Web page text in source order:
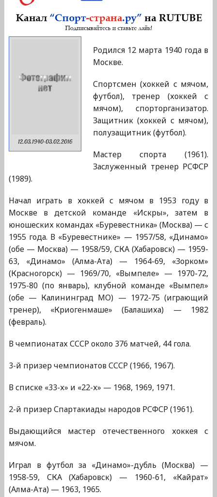
12.03.1940-03.02.2016
Родился 12 марта 1940 года в
Москве.
Спортсмен (хоккей с мячом,
футбол), тренер (хоккей с
мячом), спорторганизатор.
Защитник (хоккей с мячом),
полузащитник (футбол).
Мастер спорта (1961).
Заслуженный тренер РСФСР
(1989).
Начал играть в хоккей с мячом в 1953 году в
Москве в детской команде «Искры», затем в
юношеских командах «Буревестника» (Москва) — с
1955 года. В «Буревестнике» — 1957/58, «Динамо»
(обе — Москва) — 1958/59, СКА (Хабаровск) — 1959-
63, «Динамо» (Алма-Ата) — 1964-69, «Зорком»
(Красногорск) — 1969/70, «Вымпеле» — 1970-72,
1975-80 (по январь), клубной команде «Вымпел»
(обе — Калининград МО) — 1972-75 (играющий
тренер), «Криогенмаше» (Балашиха) — 1982
(февраль).
В чемпионатах СССР около 376 матчей, 44 гола.
3-й призер чемпионатов СССР (1966, 1967).
В списке «33-х» и «22-х» — 1968, 1969, 1971.
2-й призер Спартакиады народов РСФСР (1961).
Выдающийся мастер отечественного хоккея с
мячом.
Играл в футбол за «Динамо»-дубль (Москва) —
1958-59, СКА (Хабаровск) — 1960-61, «Кайрат»
(Алма-Ата) — 1963, 1965.